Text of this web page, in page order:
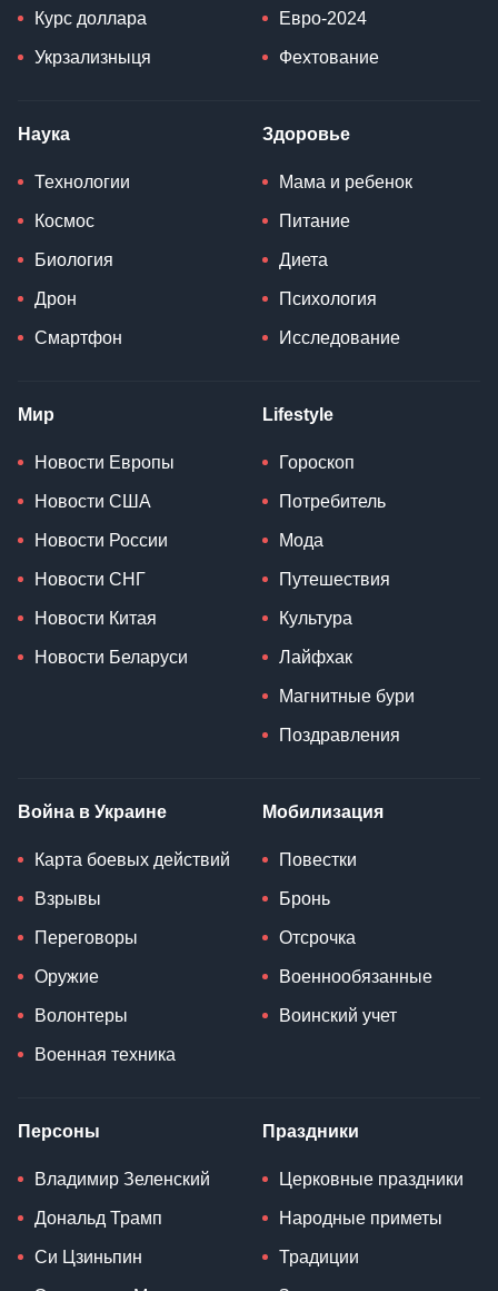
Курс доллара
Укрзализныця
Евро-2024
Фехтование
Наука
Технологии
Космос
Биология
Дрон
Смартфон
Здоровье
Мама и ребенок
Питание
Диета
Психология
Исследование
Мир
Новости Европы
Новости США
Новости России
Новости СНГ
Новости Китая
Новости Беларуси
Lifestyle
Гороскоп
Потребитель
Мода
Путешествия
Культура
Лайфхак
Магнитные бури
Поздравления
Война в Украине
Карта боевых действий
Взрывы
Переговоры
Оружие
Волонтеры
Военная техника
Мобилизация
Повестки
Бронь
Отсрочка
Военнообязанные
Воинский учет
Персоны
Владимир Зеленский
Дональд Трамп
Си Цзиньпин
Праздники
Церковные праздники
Народные приметы
Традиции